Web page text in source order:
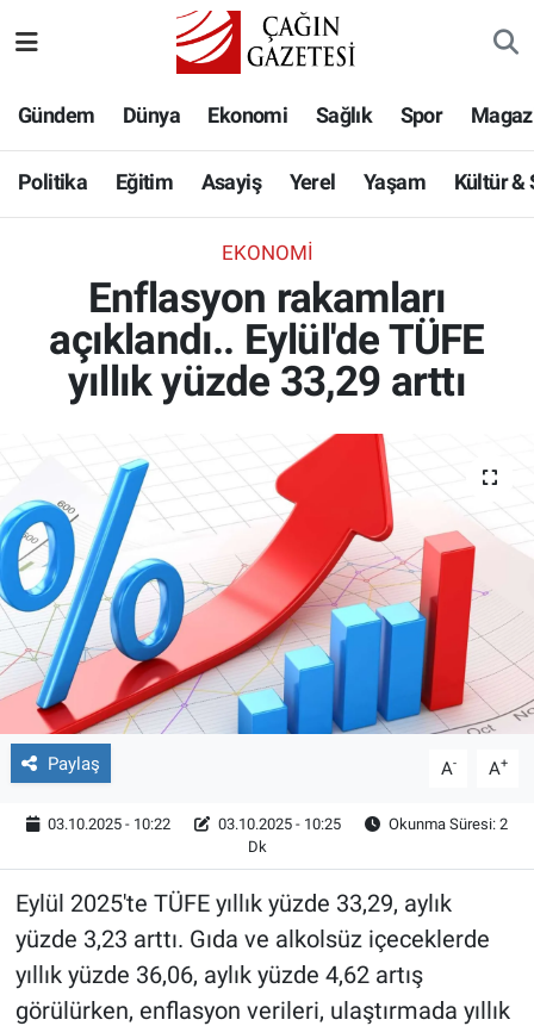
Gündem Dünya Ekonomi Sağlık Spor
Politika Eğitim Asayiş Yerel Yaşam Kültür &
EKONOMI
Enflasyon rakamları
açıklandı.. Eylül'de TÜFE
yıllık yüzde 33,29 arttı
Paylaş A- A+
03.10.2025 - 10:22 03.10.2025 - 10:25
Okunma Süresi: 2
Dk
Eylül 2025'te TÜFE yıllık yüzde 33,29, aylık
yüzde 3,23 arttı. Gıda ve alkolsüz içeceklerde
yıllık yüzde 36,06, aylık yüzde 4,62 artış
görülürken, enflasyon verileri, ulaştırmada yıllık
Eğitim
Asayiş
Yaşam
Kültür & Sanat
Bilim-Teknoloji
Köşe Yazıları
Röportaj
Video Galeri
Hava Durumu
Namaz Vakitleri
Süper Lig Puan Durumu ve Fikstür
Tüm Manşetler
Son Dakika Haberleri
Haber Arşivi